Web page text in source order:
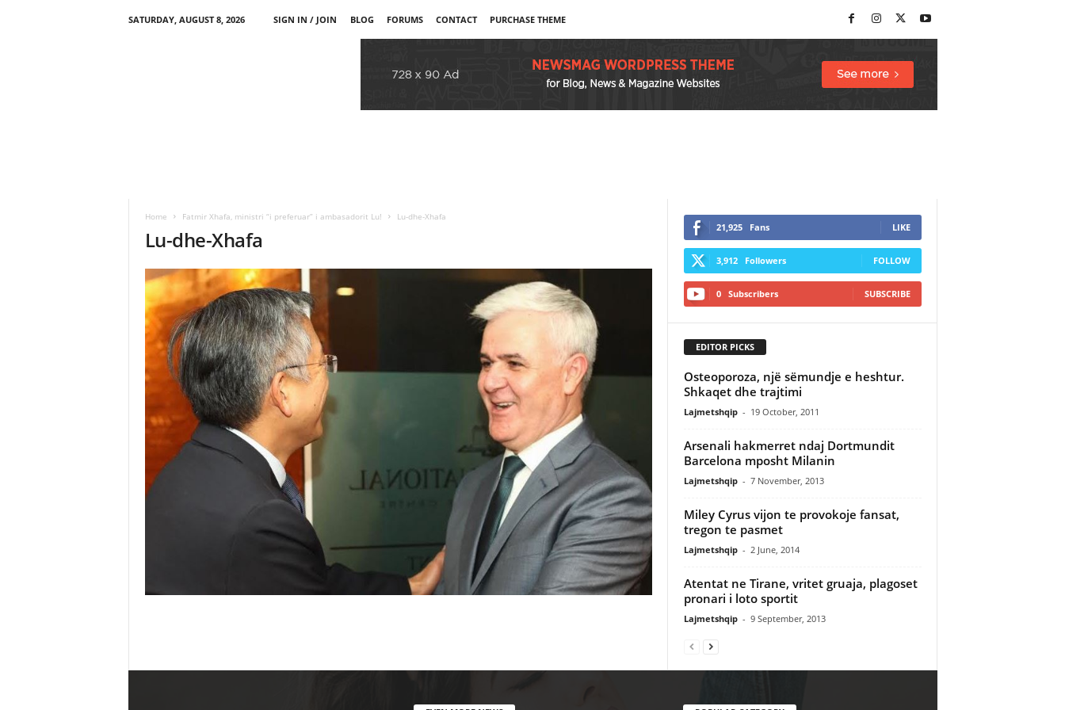
SATURDAY, AUGUST 8, 2026 SIGN IN / JOIN BLOG FORUMS CONTACT PURCHASE THEME
Home Fatmir Xhafa, ministri “i preferuar” i ambasadorit Lu! Lu-dhe-Xhafa
Lu-dhe-Xhafa 21,925 Fans LIKE
3,912 Followers FOLLOW
0 Subscribers SUBSCRIBE
EDITOR PICKS
Osteoporoza, një sëmundje e heshtur.
Shkaqet dhe trajtimi
Lajmetshqip - 19 October, 2011
Arsenali hakmerret ndaj Dortmundit
Barcelona mposht Milanin
Lajmetshqip - 7 November, 2013
Miley Cyrus vijon te provokoje fansat,
tregon te pasmet
Lajmetshqip - 2 June, 2014
Atentat ne Tirane, vritet gruaja, plagoset
pronari i loto sportit
Lajmetshqip - 9 September, 2013